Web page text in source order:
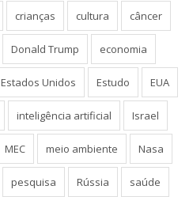
crianças cultura câncer
Donald Trump economia
Estados Unidos Estudo EUA
inteligência artificial Israel
MEC meio ambiente Nasa
pesquisa Rússia saúde